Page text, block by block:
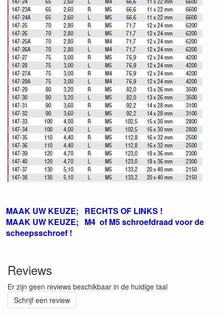
MAAK UW KEUZE; RECHTS OF LINKS !
MAAK UW KEUZE; M4 of M5 schroefdraad voor de
scheepsschroef !
Reviews
Er zijn geen reviews beschikbaar in de huidige taal
Schrijf een review